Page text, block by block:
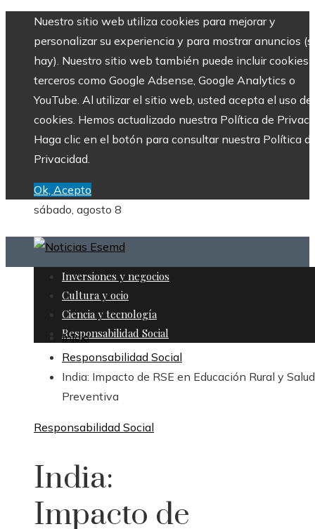
Nuestro sitio web utiliza cookies para mejorar y
personalizar su experiencia y para mostrar anuncios
hay). Nuestro sitio web también puede incluir cookies
terceros como Google Adsense, Google Analytics o
YouTube. Al utilizar el sitio web, usted acepta el uso de
cookies. Hemos actualizado nuestra Política de
Haga clic en el botón para consultar nuestra Política
Privacidad.
Ok, Acepto
sábado, agosto 8
Inversiones y negocios
Cultura y ocio
Ciencia y tecnología
Responsabilidad Social
Inicio
Responsabilidad Social
India: Impacto de RSE en Educación Rural y Salud
Preventiva
Responsabilidad Social
India:
Impacto de